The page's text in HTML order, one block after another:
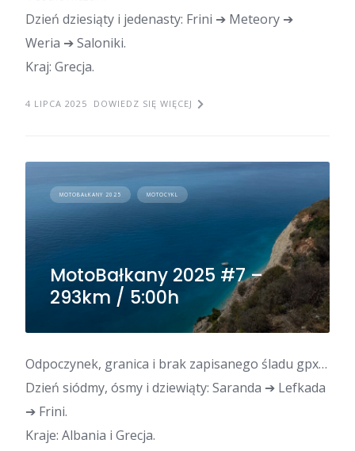
Dzień dziesiąty i jedenasty: Frini ➔ Meteory ➔
Weria ➔ Saloniki.
Kraj: Grecja.
4 LIPCA 2025 DOWIEDZ SIĘ WIĘCEJ
MOTOBAŁKANY 2025 MOTOCYKL
MotoBałkany 2025 #7 –
293km / 5:00h
Odpoczynek, granica i brak zapisanego śladu gpx…
Dzień siódmy, ósmy i dziewiąty: Saranda ➔ Lefkada
➔ Frini.
Kraje: Albania i Grecja.